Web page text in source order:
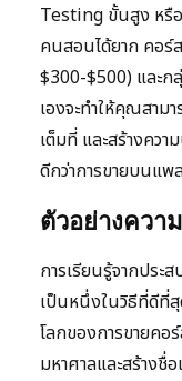
Testing ขั้นสูง หรื
คนสอนได้ยาก คอร์
$300-$500) และกลุ่
เองจะทำให้คุณสาม
เต็มที่ และสร้างคว
ดีกว่าการขายบนแ
ตัวอย่างควา
การเรียนรู้จากประ
เป็นหนึ่งในวิธีที่ดีที่
โลกของการขายคอ
มหาศาลและสร้างชื่